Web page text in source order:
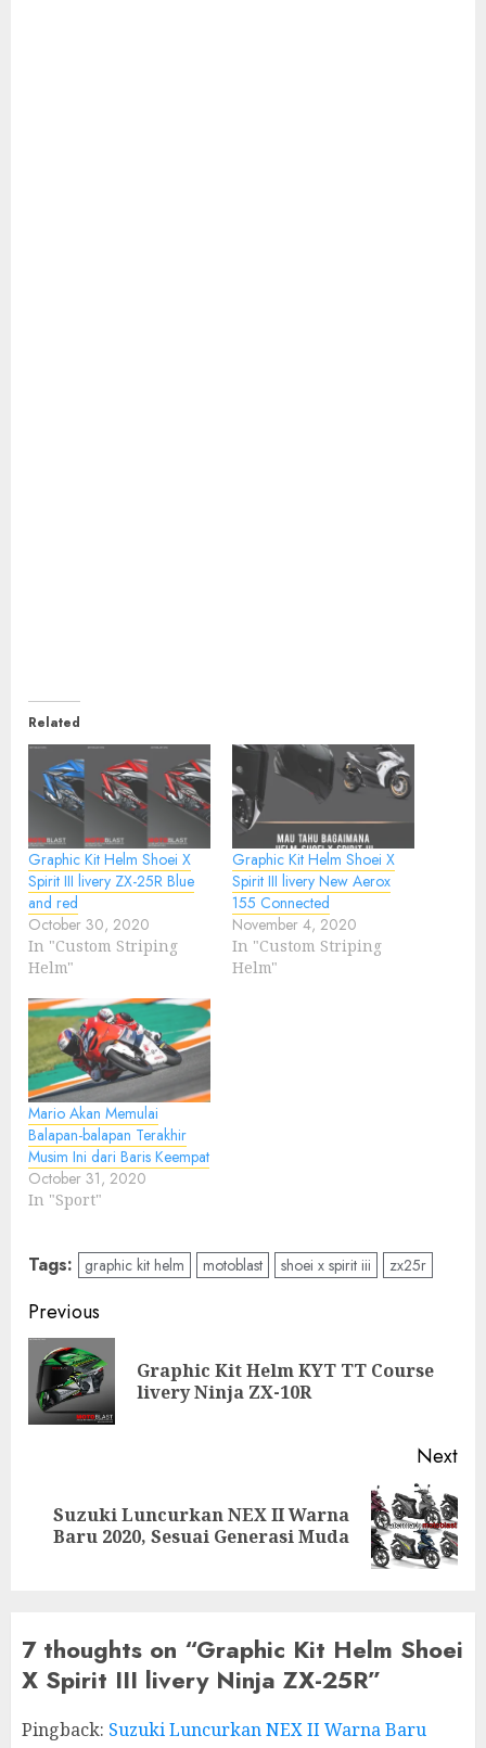
Related
Graphic Kit Helm Shoei X
Spirit III livery ZX-25R Blue
and red
October 30, 2020
In "Custom Striping
Helm"
Graphic Kit Helm Shoei X
Spirit III livery New Aerox
155 Connected
November 4, 2020
In "Custom Striping
Helm"
Mario Akan Memulai
Balapan-balapan Terakhir
Musim Ini dari Baris Keempat
October 31, 2020
In "Sport"
Tags: graphic kit helm motoblast shoei x spirit iii zx25r
Post
navigation
Previous
Graphic Kit Helm KYT TT Course
livery Ninja ZX-10R
Next
Next
post:
Suzuki Luncurkan NEX II Warna
Baru 2020, Sesuai Generasi Muda
7 thoughts on “Graphic Kit Helm Shoei
X Spirit III livery Ninja ZX-25R”
Pingback: Suzuki Luncurkan NEX II Warna Baru